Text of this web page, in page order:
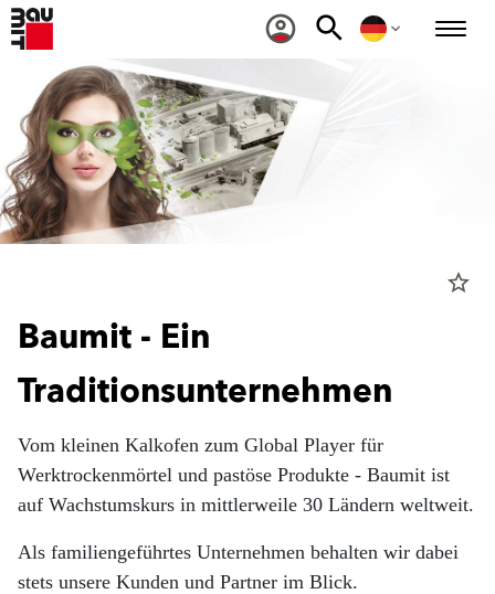
star_border
Baumit - Ein
Traditionsunternehmen
Vom kleinen Kalkofen zum Global Player für
Werktrockenmörtel und pastöse Produkte - Baumit ist
auf Wachstumskurs in mittlerweile 30 Ländern weltweit.
Als familiengeführtes Unternehmen behalten wir dabei
stets unsere Kunden und Partner im Blick.